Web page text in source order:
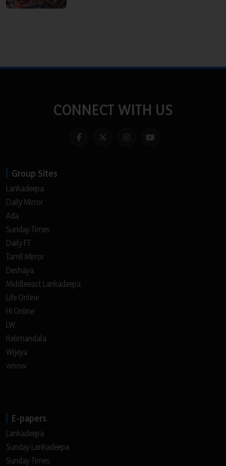
CONNECT WITH US
Group Sites
Lankadeepa
Daily Mirror
Ada
Sunday Times
Daily FT
Tamil Mirror
Deshaya
Middleeast Lankadeepa
Life Online
Hi Online
LW
Kelimandala
Wijeya
wnow
E-papers
Lankadeepa
Sunday Lankadeepa
Sunday Times